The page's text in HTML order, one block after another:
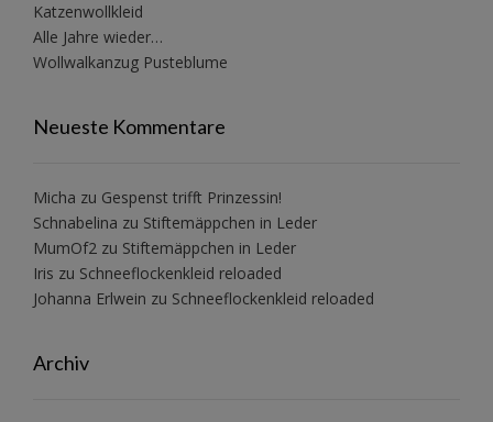
Katzenwollkleid
Alle Jahre wieder…
Wollwalkanzug Pusteblume
Neueste Kommentare
Micha zu Gespenst trifft Prinzessin!
Schnabelina zu Stiftemäppchen in Leder
MumOf2 zu Stiftemäppchen in Leder
Iris zu Schneeflockenkleid reloaded
Johanna Erlwein zu Schneeflockenkleid reloaded
Archiv